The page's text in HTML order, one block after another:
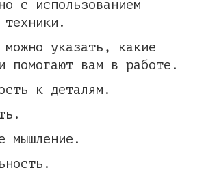
с использованием
техники.
указать, какие
помогают вам в работе.
к деталям.
мышление.